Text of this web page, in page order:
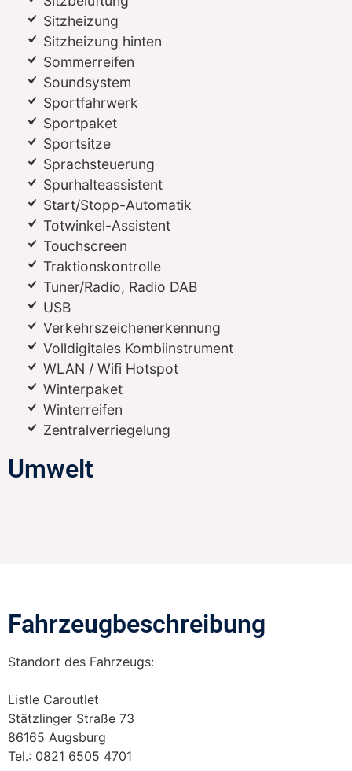
Sitzheizung
Sitzheizung hinten
Sommerreifen
Soundsystem
Sportfahrwerk
Sportpaket
Sportsitze
Sprachsteuerung
Spurhalteassistent
Start/Stopp-Automatik
Totwinkel-Assistent
Touchscreen
Traktionskontrolle
Tuner/Radio, Radio DAB
USB
Verkehrszeichenerkennung
Volldigitales Kombiinstrument
WLAN / Wifi Hotspot
Winterpaket
Winterreifen
Zentralverriegelung
Umwelt
Fahrzeugbeschreibung​
Standort des Fahrzeugs:
Listle Caroutlet
Stätzlinger Straße 73
86165 Augsburg
Tel.: 0821 6505 4701